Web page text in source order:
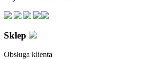
Sklep
Obsługa klienta